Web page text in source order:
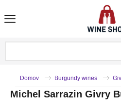
Domov Burgundy wines
Michel Sarrazin Givry